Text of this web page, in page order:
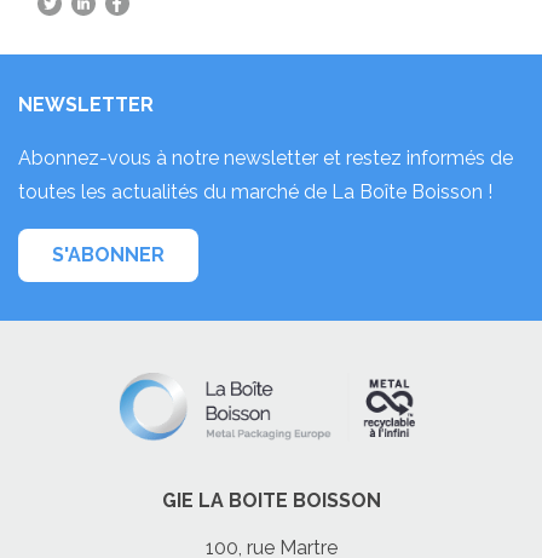
NEWSLETTER
Abonnez-vous à notre newsletter et restez informés de
toutes les actualités du marché de La Boîte Boisson !
S'ABONNER
GIE LA BOITE BOISSON
100, rue Martre